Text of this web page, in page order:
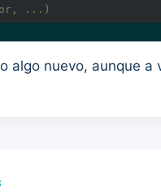
...)
algo nuevo, aunque